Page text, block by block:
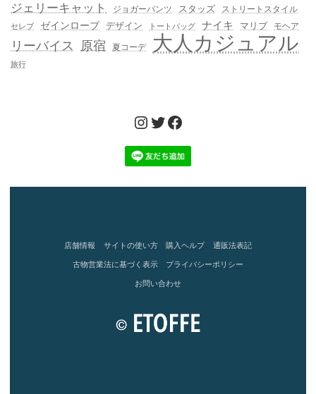
ジェリーキャット
ジョガーパンツ スタッズ ストリートスタイル
セレブ ゼインローブ デザイン トートバッグ ナイキ マリブ モヘア
リーバイス 原宿 夏コーデ 大人カジュアル
旅行
Instagram
Twitter
Facebook
店舗情報 サイトの使い方 購入ヘルプ 通販法表記
古物営業法に基づく表示 プライバシーポリシー
お問い合わせ